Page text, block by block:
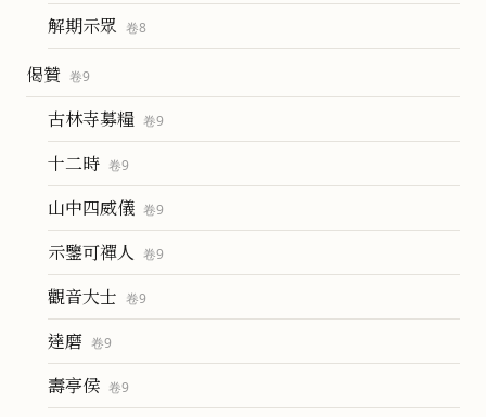
解期示眾 卷8
偈贊 卷9
古林寺募糧 卷9
十二時 卷9
山中四威儀 卷9
示鑒可禪人 卷9
觀音大士 卷9
達磨 卷9
壽亭侯 卷9